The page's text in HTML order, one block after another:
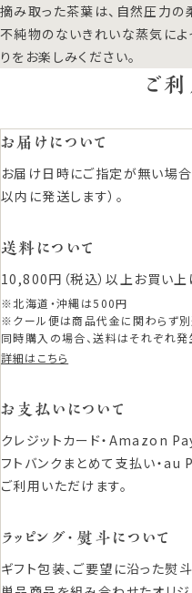
摘み取った茶葉は、自然圧力の
不純物のないきれいな蒸気によ
りをお楽しみください。
ご利
お届けについて
お届け日時にご指定が無い場
以内に発送します）。
送料について
10,800円（税込）以上お買い上
※北海道・沖縄は500円
※クール便は商品代金に関わらず
同時購入の場合、送料はそれぞれ発
詳細はこちら
お支払いについて
クレジットカード・Amazon
フトバンクまとめて支払い・au
ご利用いただけます。
ラッピング・熨斗について
ギフト包装、ご要望に沿った熨